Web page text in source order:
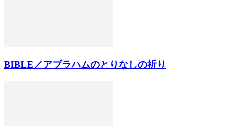
BIBLE／アブラハムのとりなしの祈り